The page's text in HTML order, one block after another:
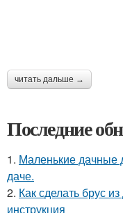
читать дальше →
Последние
1. Маленькие дачные
даче.
2. Как сделать брус
инструкция